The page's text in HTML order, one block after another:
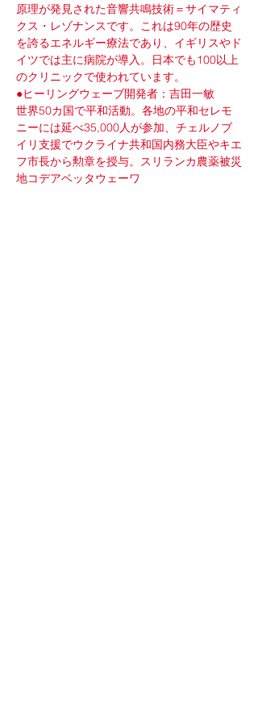
原理が発見された音響共鳴技術＝サイマティ
クス・レゾナンスです。これは90年の歴史
を誇るエネルギー療法であり、イギリスやド
イツでは主に病院が導入。日本でも100以上
のクリニックで使われています。
●ヒーリングウェーブ開発者：吉田一敏
世界50カ国で平和活動。各地の平和セレモ
ニーには延べ35,000人が参加、チェルノブ
イリ支援でウクライナ共和国内務大臣やキエ
フ市長から勲章を授与。スリランカ農薬被災
地コデアベッタウェーワ